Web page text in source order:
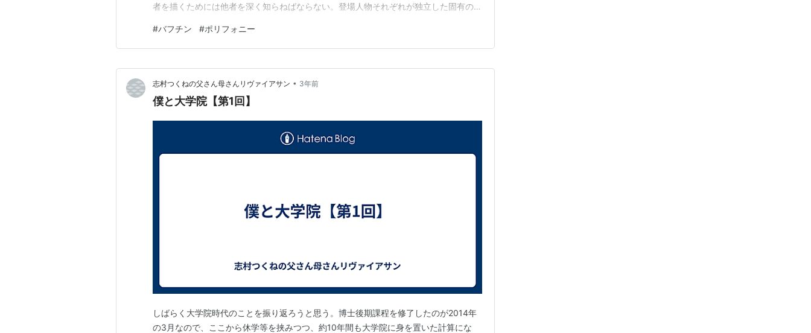
者を描くためには他者を深く知らねばならない。登場人物それぞれが独立した固有の存
れが尊重される必要がある。トルストイの小説がつまらないと感じるのは、作者の思想
や感情と反するものが好ましくないものとして描かれ、作…
#バフチン #ポリフォニー
志村つくねの父さん母さんリヴァイアサン • 3年前
僕と大学院【第1回】
しばらく大学院時代のことを振り返ろうと思う。博士後期課程を修了したのが2014年
の3月なので、ここから休学等を挟みつつ、約10年間も大学院に身を置いた計算にな